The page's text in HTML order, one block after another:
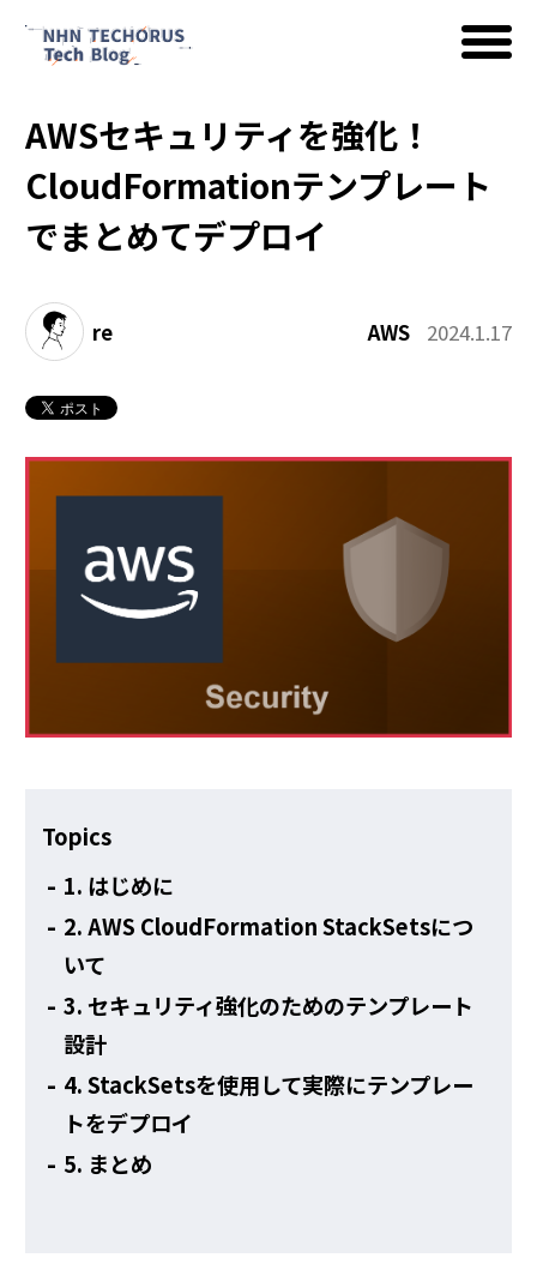
AWS
Google Cloud
イベント
コラム
その他
AWSセキュリティを強化！
CloudFormationテンプレート
でまとめてデプロイ
re AWS 2024.1.17
Topics
1. はじめに
2. AWS CloudFormation StackSetsにつ
いて
3. セキュリティ強化のためのテンプレート
設計
4. StackSetsを使用して実際にテンプレー
トをデプロイ
5. まとめ